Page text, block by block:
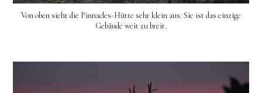
Von oben sieht die Pinnacles-Hütte sehr klein aus. Sie ist das einzige
Gebäude weit zu breit.